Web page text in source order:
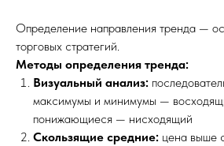
Определение направления тренда —
торговых стратегий.
Методы определения тренда:
Визуальный анализ:
максимумы и минимумы —
понижающиеся — нисходящий
Скользящие средние: цена выше